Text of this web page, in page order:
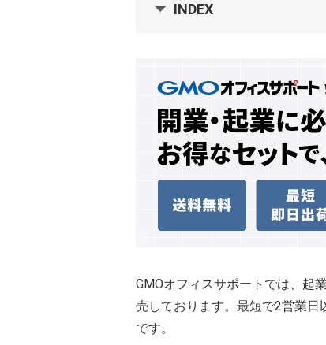
INDEX
GMOオフィスサポートでは、起
売しております。最短で2営業
です。